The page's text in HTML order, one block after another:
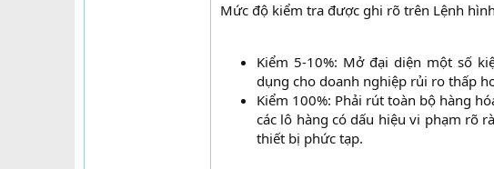
Mức độ kiểm tra được ghi rõ trên Lệnh
Kiểm 5-10%: Mở đại diện một số
dụng cho doanh nghiệp rủi ro thấp
Kiểm 100%: Phải rút toàn bộ hàng
các lô hàng có dấu hiệu vi phạm rõ
thiết bị phức tạp.​